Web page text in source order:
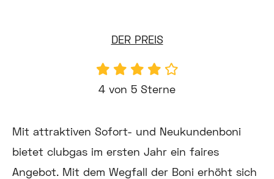
DER PREIS
4 von 5 Sterne
Mit attraktiven Sofort- und Neukundenboni
bietet clubgas im ersten Jahr ein faires
Angebot. Mit dem Wegfall der Boni erhöht sich